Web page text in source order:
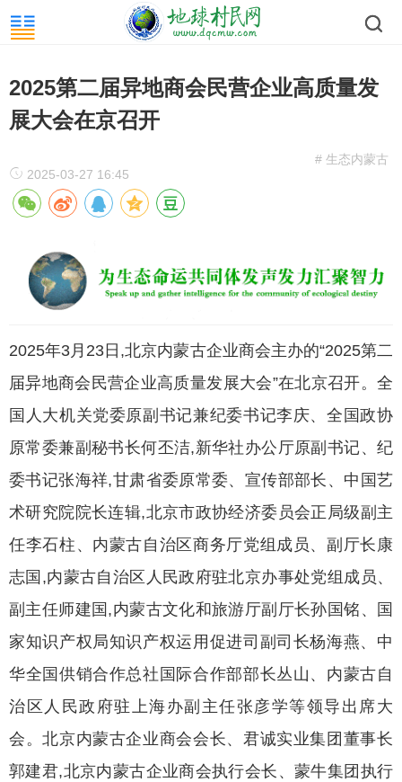
2025第二届异地商会民营企业高质量发
展大会在京召开
# 生态内蒙古
2025-03-27 16:45
2025年3月23日,北京内蒙古企业商会主办的“2025第二
届异地商会民营企业高质量发展大会”在北京召开。全
国人大机关党委原副书记兼纪委书记李庆、全国政协
原常委兼副秘书长何丕洁,新华社办公厅原副书记、纪
委书记张海祥,甘肃省委原常委、宣传部部长、中国艺
术研究院院长连辑,北京市政协经济委员会正局级副主
任李石柱、内蒙古自治区商务厅党组成员、副厅长康
志国,内蒙古自治区人民政府驻北京办事处党组成员、
副主任师建国,内蒙古文化和旅游厅副厅长孙国铭、国
家知识产权局知识产权运用促进司副司长杨海燕、中
华全国供销合作总社国际合作部部长丛山、内蒙古自
治区人民政府驻上海办副主任张彦学等领导出席大
会。北京内蒙古企业商会会长、君诚实业集团董事长
郭建君,北京内蒙古企业商会执行会长、蒙牛集团执行